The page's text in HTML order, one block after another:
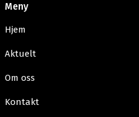
Meny
Hjem
Aktuelt
Om oss
Kontakt